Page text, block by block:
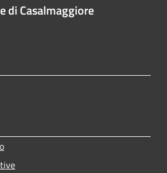
di Casalmaggiore